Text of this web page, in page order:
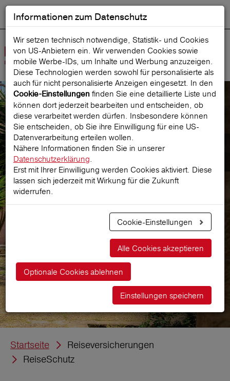
Suche starten
ReiseSchutz
Medizinische Behandlung im
Ausland & mehr
Prämie berechnen
Startseite
Reiseversicherungen
ReiseSchutz
Informationen zum Datenschutz
Wir setzen technisch notwendige, Statistik- und Cookies
von US-Anbietern ein. Wir verwenden Cookies sowie
mobile Werbe‑IDs, um Inhalte und Werbung anzuzeigen.
Diese Technologien werden sowohl für personalisierte als
auch für nicht personalisierte Anzeigen eingesetzt. In den
Cookie-Einstellungen finden Sie eine detaillierte Liste und
können dort jederzeit bearbeiten und entscheiden, ob
diese verarbeitet werden dürfen. Insbesondere können
Sie entscheiden, ob Sie ihre Einwilligung für eine US-
Datenverarbeitung erteilen wollen.
Nähere Informationen finden Sie in unserer
Datenschutzerklärung.
Erst mit Ihrer Einwilligung werden Cookies aktiviert. Diese
lassen sich jederzeit mit Wirkung für die Zukunft
widerrufen.
Cookie-Einstellungen
Alle Cookies akzeptieren
Optionale Cookies ablehnen
Einstellungen speichern